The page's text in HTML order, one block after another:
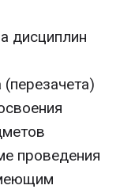
дисциплин
проведения